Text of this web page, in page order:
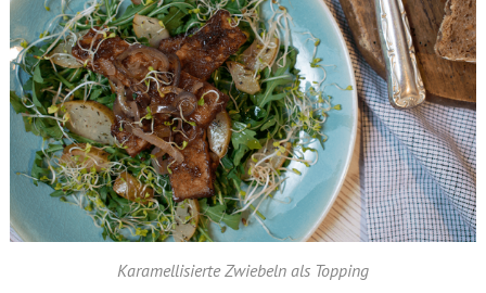
Karamellisierte Zwiebeln als Topping